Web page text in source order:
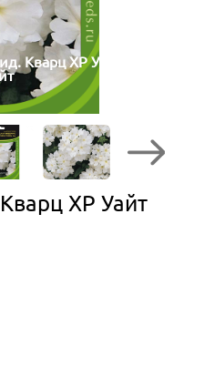
Кварц XP У
XP Уайт